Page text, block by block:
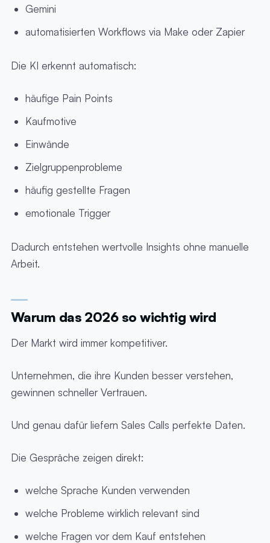
Gemini
automatisierten Workflows via Make oder Zapier
Die KI erkennt automatisch:
häufige Pain Points
Kaufmotive
Einwände
Zielgruppenprobleme
häufig gestellte Fragen
emotionale Trigger
Dadurch entstehen wertvolle Insights ohne manuelle
Arbeit.
Warum das 2026 so wichtig wird
Der Markt wird immer kompetitiver.
Unternehmen, die ihre Kunden besser verstehen,
gewinnen schneller Vertrauen.
Und genau dafür liefern Sales Calls perfekte Daten.
Die Gespräche zeigen direkt:
welche Sprache Kunden verwenden
welche Probleme wirklich relevant sind
welche Fragen vor dem Kauf entstehen